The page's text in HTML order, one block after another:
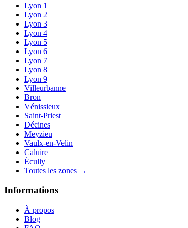
Lyon 1
Lyon 2
Lyon 3
Lyon 4
Lyon 5
Lyon 6
Lyon 7
Lyon 8
Lyon 9
Villeurbanne
Bron
Vénissieux
Saint-Priest
Décines
Meyzieu
Vaulx-en-Velin
Caluire
Écully
Toutes les zones →
Informations
À propos
Blog